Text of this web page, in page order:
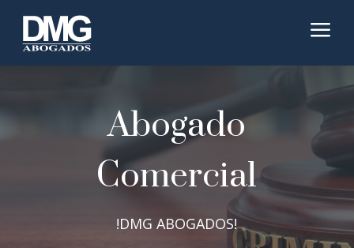
a
Abogado
Comercial
!DMG ABOGADOS!